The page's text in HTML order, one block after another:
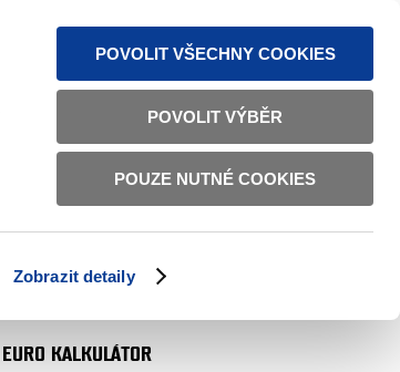
Zobrazit detaily
POVOLIT VŠECHNY COOKIES
POVOLIT VÝBĚR
POUZE NUTNÉ COOKIES
TEXTOVÁ VERZE ČESKY ENGLISH
AUTOR
EURO KALKULÁTOR